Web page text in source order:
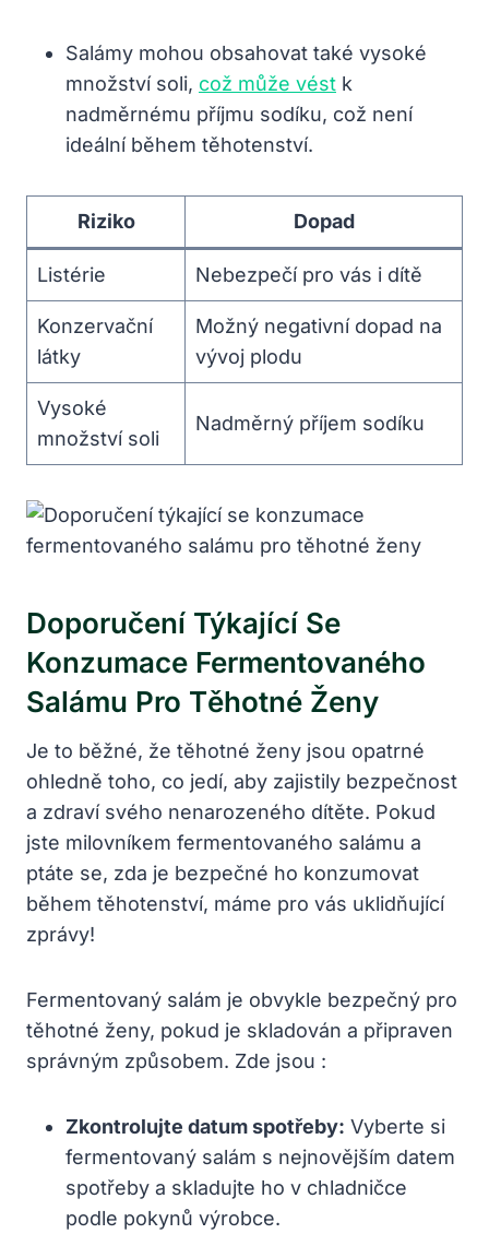
Salámy mohou obsahovat také vysoké
množství soli, což může vést k
nadměrnému příjmu sodíku, což není
ideální během těhotenství.
Riziko Dopad
Listérie Nebezpečí pro vás i dítě
Konzervační
látky
Možný negativní dopad na
vývoj plodu
Vysoké
množství soli
Nadměrný příjem sodíku
Doporučení Týkající Se
Konzumace Fermentovaného
Salámu Pro Těhotné Ženy
Je to běžné, že těhotné ženy jsou opatrné
ohledně toho, co jedí, aby zajistily bezpečnost
a zdraví svého nenarozeného dítěte. Pokud
jste milovníkem fermentovaného salámu a
ptáte se, zda je bezpečné ho konzumovat
během těhotenství, máme pro vás uklidňující
zprávy!
Fermentovaný salám je obvykle bezpečný pro
těhotné ženy, pokud je skladován a připraven
správným způsobem. Zde jsou :
Zkontrolujte datum spotřeby: Vyberte si
fermentovaný salám s nejnovějším datem
spotřeby a skladujte ho v chladničce
podle pokynů výrobce.